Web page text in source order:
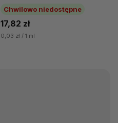
Chwilowo niedostępne
17,82 zł
0,03 zł / 1 ml
pochodzi z...